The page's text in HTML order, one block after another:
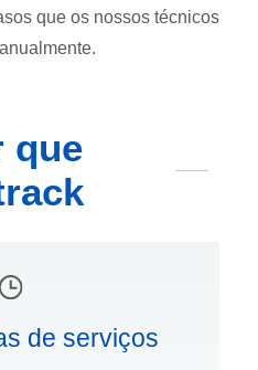
que os nossos técnicos
que
de serviços